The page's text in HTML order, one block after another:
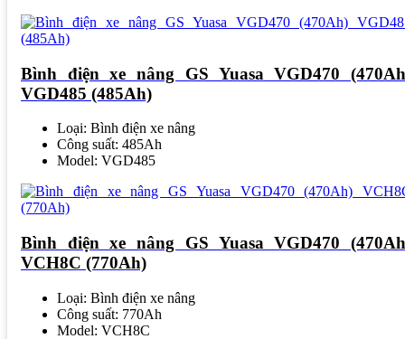
Bình điện xe nâng GS Yuasa VGD470
VGD485 (485Ah)
Loại: Bình điện xe nâng
Công suất: 485Ah
Model: VGD485
Bình điện xe nâng GS Yuasa VGD470
VCH8C (770Ah)
Loại: Bình điện xe nâng
Công suất: 770Ah
Model: VCH8C